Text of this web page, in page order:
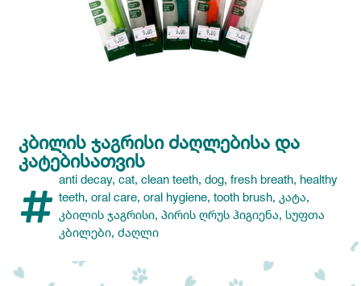
ᲙᲑᲘᲚᲘᲡ ᲯᲐᲒᲠᲘᲡᲘ ᲫᲐᲦᲚᲔᲑᲘᲡᲐ ᲓᲐ
ᲙᲐᲢᲔᲑᲘᲡᲐᲗᲕᲘᲡ
anti decay, cat, clean teeth, dog, fresh breath, healthy
teeth, oral care, oral hygiene, tooth brush, კატა,
კბილის ჯაგრისი, პირის ღრუს ჰიგიენა, სუფთა
კბილები, ძაღლი